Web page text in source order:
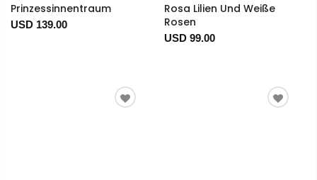
Prinzessinnentraum
USD 139.00
Rosa Lilien Und Weiße
Rosen
USD 99.00